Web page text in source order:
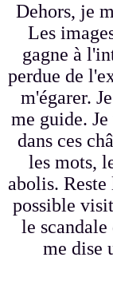
Dehors, je
Les
gagne à
perdue de
m'égarer.
me guide.
dans ces
les mots,
abolis.
possible
le
me dise